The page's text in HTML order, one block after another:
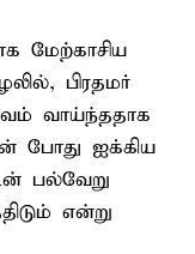
மேற்காசிய
பிரதமர்
வாய்ந்ததாக
போது ஐக்கிய
பல்வேறு
என்று